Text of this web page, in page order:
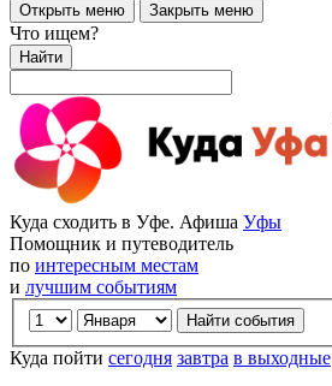
Открыть меню Закрыть меню
Что ищем?
Найти
Куда сходить в Уфе. Афиша Уфы
Помощник и путеводитель
по интересным местам
и лучшим событиям
Куда пойти сегодня завтра в выходные